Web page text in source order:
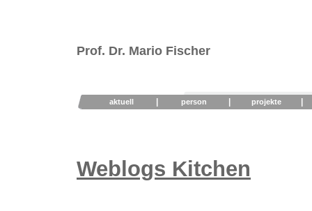
Prof. Dr. Mario Fischer
aktuell person projekte
Weblogs Kitchen